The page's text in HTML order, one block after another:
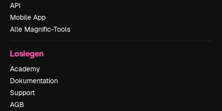
API
Mobile App
Alle Magnific-Tools
Loslegen
Academy
Dokumentation
Support
AGB